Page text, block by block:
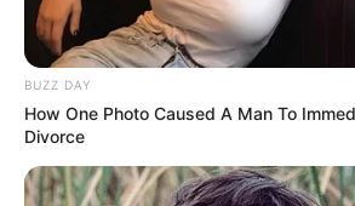
BUZZ DAY
How One Photo Caused A Man To
Divorce